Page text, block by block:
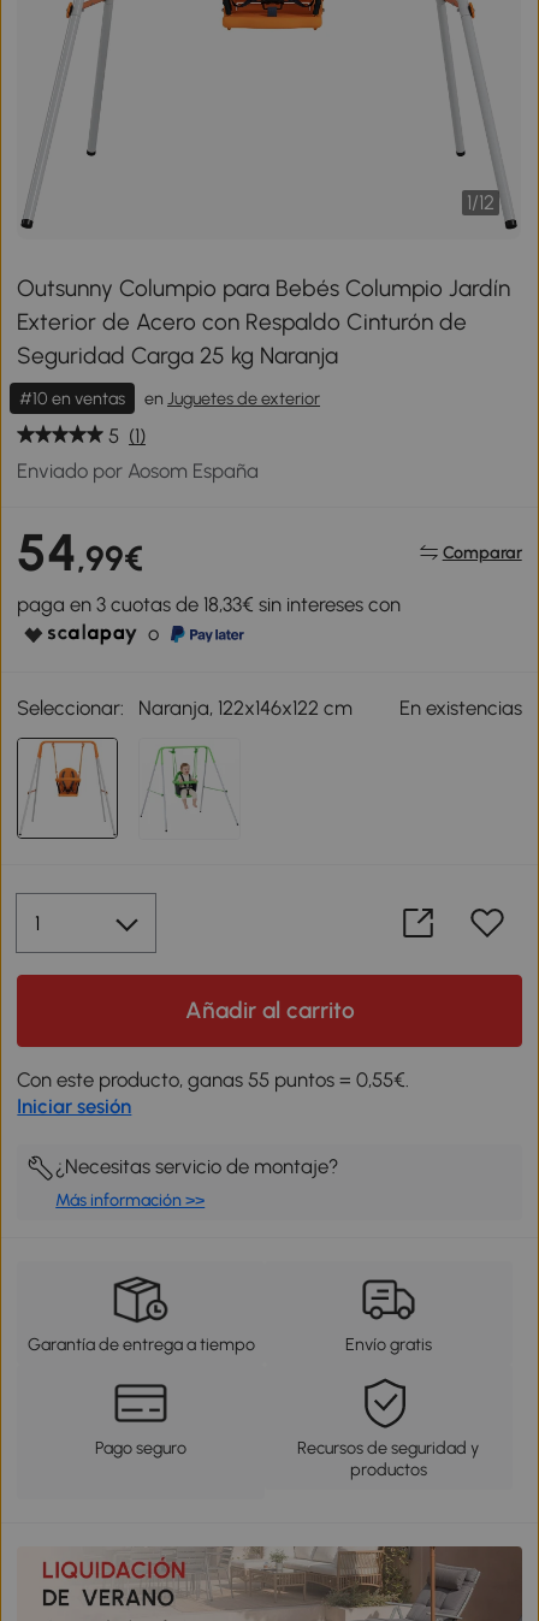
1/12
Outsunny Columpio para Bebés Columpio Jardín
Exterior de Acero con Respaldo Cinturón de
Seguridad Carga 25 kg Naranja
#10 en ventas en Juguetes de exterior
5 (1)
Enviado por Aosom España
54,99€ Comparar
paga en 3 cuotas de 18,33€ sin intereses con
o
Seleccionar: Naranja, 122x146x122 cm En existencias
Añadir al carrito
Con este producto, ganas 55 puntos = 0,55€.
Iniciar sesión
¿Necesitas servicio de montaje?
Más información >>
Garantía de entrega a tiempo Envío gratis
Pago seguro
Recursos de seguridad y
productos